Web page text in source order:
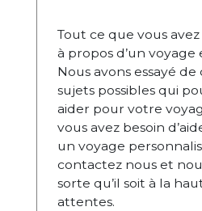
Tout ce que vous
à propos d’un voyage
Nous avons essayé
sujets possibles qui
aider pour votre
vous avez besoin
un voyage
contactez nous et
sorte qu’il soit à la
attentes.